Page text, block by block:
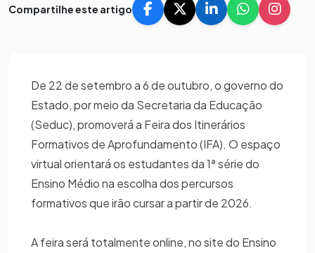
Compartilhe este artigo
De 22 de setembro a 6 de outubro, o governo do
Estado, por meio da Secretaria da Educação
(Seduc), promoverá a Feira dos Itinerários
Formativos de Aprofundamento (IFA). O espaço
virtual orientará os estudantes da 1ª série do
Ensino Médio na escolha dos percursos
formativos que irão cursar a partir de 2026.
A feira será totalmente online, no site do Ensino